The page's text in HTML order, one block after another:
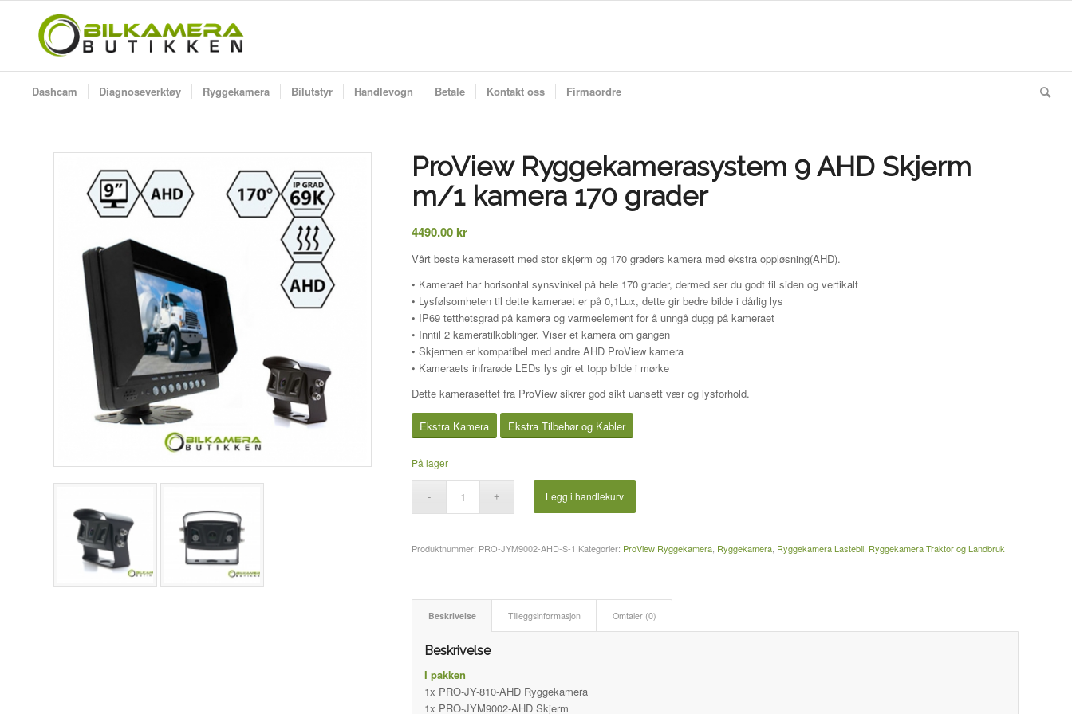
Dashcam Diagnoseverktøy Ryggekamera Bilutstyr Handlevogn Betale Kontakt oss Firmaordre
ProView Ryggekamerasystem 9 AHD Skjerm
m/1 kamera 170 grader
4490.00kr
Vårt beste kamerasett med stor skjerm og 170 graders kamera med ekstra oppløsning(AHD).
• Kameraet har horisontal synsvinkel på hele 170 grader, dermed ser du godt til siden og vertikalt
• Lysfølsomheten til dette kameraet er på 0,1Lux, dette gir bedre bilde i dårlig lys
• IP69 tetthetsgrad på kamera og varmeelement for å unngå dugg på kameraet
• Inntil 2 kameratilkoblinger. Viser et kamera om gangen
• Skjermen er kompatibel med andre AHD ProView kamera
• Kameraets infrarøde LEDs lys gir et topp bilde i mørke
Dette kamerasettet fra ProView sikrer god sikt uansett vær og lysforhold.
Ekstra Kamera Ekstra Tilbehør og Kabler
På lager
Legg i handlekurv
Produktnummer: PRO-JYM9002-AHD-S-1 Kategorier: ProView Ryggekamera Ryggekamera Ryggekamera Lastebil Ryggekamera Traktor og Landbruk
Beskrivelse Tilleggsinformasjon Omtaler (0)
Beskrivelse
I pakken
1x PRO-JY-810-AHD Ryggekamera
1x PRO-JYM9002-AHD Skjerm